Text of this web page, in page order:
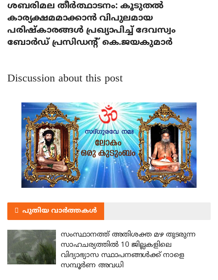
ശബരിമല തീര്‍ത്ഥാടനം: കൂടുതല്‍
കാര്യക്ഷമമാക്കാന്‍ വിപുലമായ
പരിഷ്‌കാരങ്ങള്‍ പ്രഖ്യാപിച്ച് ദേവസ്വം
ബോര്‍ഡ് പ്രസിഡന്റ് കെ.ജയകുമാര്‍
Discussion about this post
പുതിയ വാർത്തകൾ
സംസ്ഥാനത്ത് അതിശക്ത മഴ തുടരുന്ന
സാഹചര്യത്തിൽ 10 ജില്ലകളിലെ
വിദ്യാഭ്യാസ സ്ഥാപനങ്ങൾക്ക് നാളെ
സമ്പൂർണ അവധി